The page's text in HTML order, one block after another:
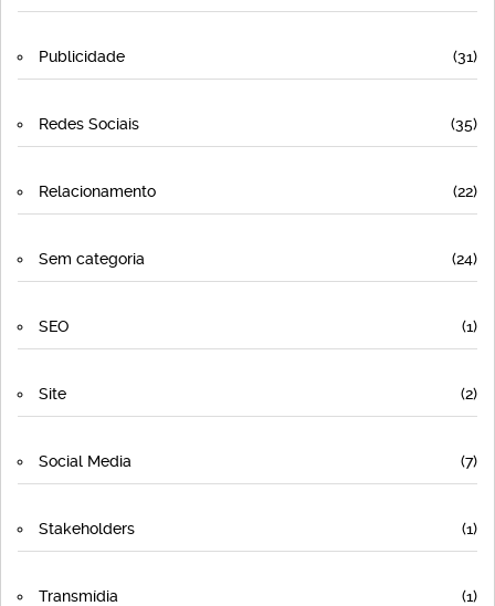
Publicidade (31)
Redes Sociais (35)
Relacionamento (22)
Sem categoria (24)
SEO (1)
Site (2)
Social Media (7)
Stakeholders (1)
Transmídia (1)